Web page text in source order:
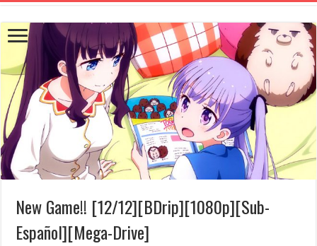
New Game!! [12/12][BDrip][1080p][Sub-
Español][Mega-Drive]